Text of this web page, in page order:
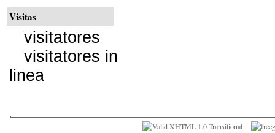
Visitas
visitatores
visitatores in
linea